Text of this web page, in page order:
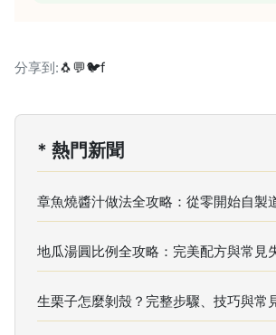
分享到:🐧💬🐦f
* 熱門新聞
章魚燒醬汁做法全攻略：從零開始自製
地瓜湯圓比例全攻略：完美配方與常見
生栗子怎麼剝殼？完整步驟、技巧與常